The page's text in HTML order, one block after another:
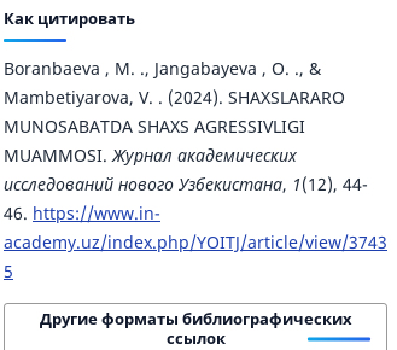
Как цитировать
Boranbaeva , M. ., Jangabayeva , O. ., &
Mambetiyarova, V. . (2024). SHAXSLARARO
MUNOSABATDA SHAXS AGRESSIVLIGI
MUAMMOSI.Журнал академических
исследований нового Узбекистана, 1(12), 44-
46. https://www.in-
academy.uz/index.php/YOITJ/article/view/3743
5
Другие форматы библиографических
ссылок